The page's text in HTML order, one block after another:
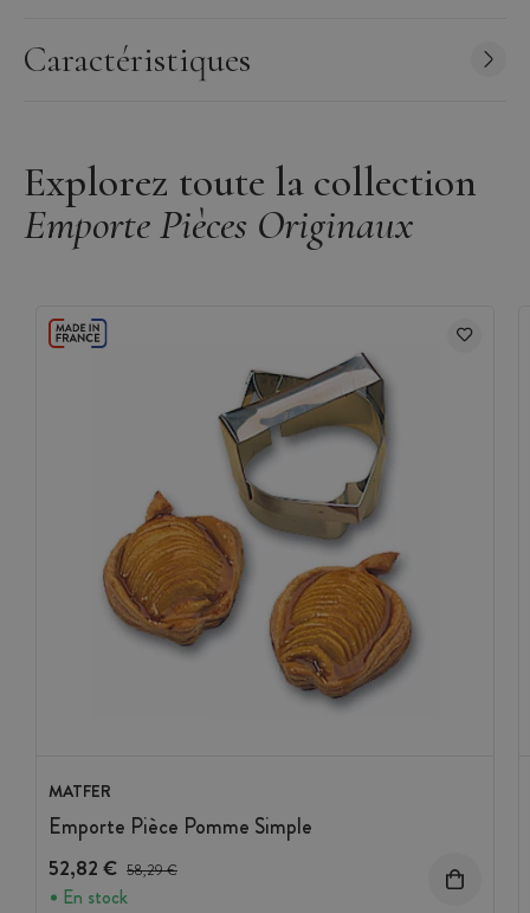
Caractéristiques
Explorez toute la collection
Emporte Pièces Originaux
MATFER
Emporte Pièce Pomme Simple
52,82 € Prix avant réduction :
58,29 €
En stock